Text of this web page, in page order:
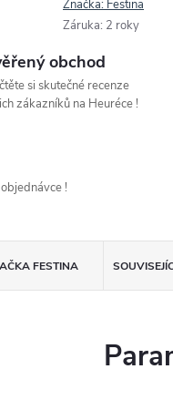
Značka: Festina
Záruka: 2 roky
obchod
si skutečné recenze
zákazníků na Heuréce !
!
FESTINA